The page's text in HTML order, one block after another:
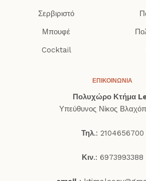
Σερβιριστό
Μπουφέ
Cocktail
ΕΠΙΚΟΙΝΩΝΊΑ
Πολυχώρο Κτήμα
Υπεύθυνος Νίκος
Τηλ.: 2104656700
Κιν.: 6973993388